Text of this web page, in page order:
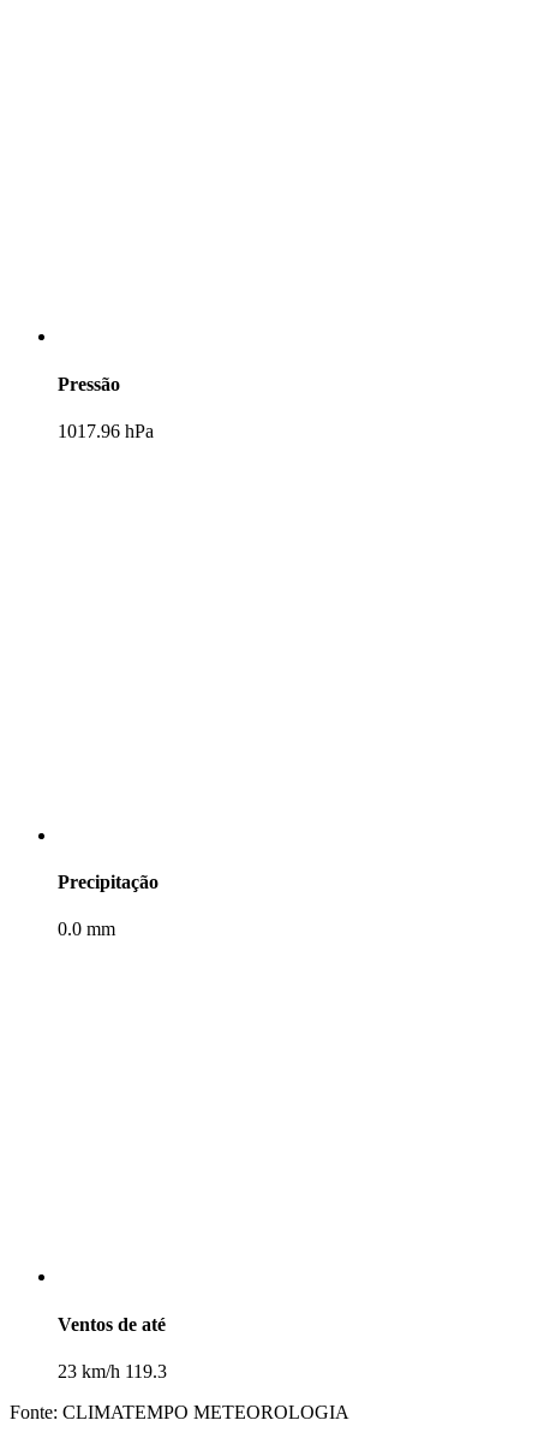
Pressão
1017.96 hPa
Precipitação
0.0 mm
Ventos de até
23 km/h 119.3
Fonte: CLIMATEMPO METEOROLOGIA